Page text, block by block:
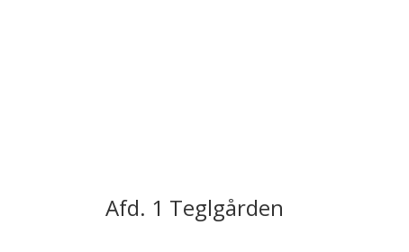
Afd. 1 Teglgården